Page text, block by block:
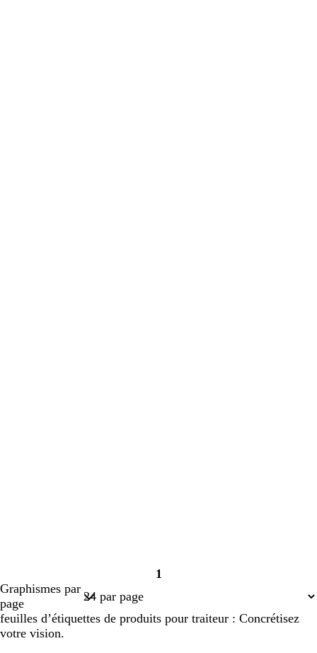
Page
1
Graphismes par
page
feuilles d’étiquettes de produits pour traiteur : Concrétisez
votre vision.